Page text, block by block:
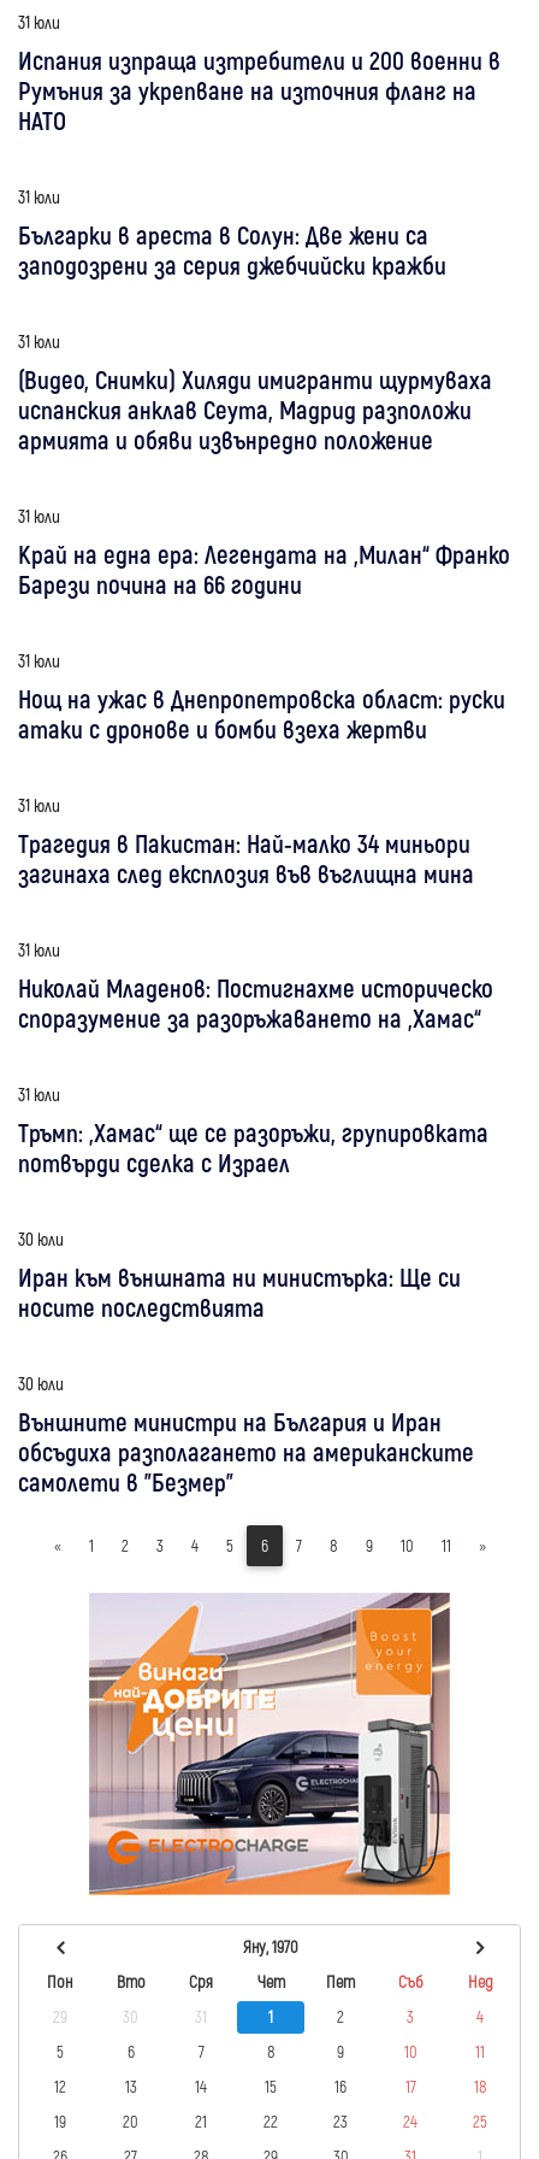
31 юли
Испания изпраща изтребители и 200 военни в
Румъния за укрепване на източния фланг на
НАТО
31 юли
Българки в ареста в Солун: Две жени са
заподозрени за серия джебчийски кражби
31 юли
(Видео, Снимки) Хиляди имигранти щурмуваха
испанския анклав Сеута, Мадрид разположи
армията и обяви извънредно положение
31 юли
Край на една ера: Легендата на „Милан“ Франко
Барези почина на 66 години
31 юли
Нощ на ужас в Днепропетровска област: руски
атаки с дронове и бомби взеха жертви
31 юли
Трагедия в Пакистан: Най-малко 34 миньори
загинаха след експлозия във въглищна мина
31 юли
Николай Младенов: Постигнахме историческо
споразумение за разоръжаването на „Хамас“
31 юли
Тръмп: „Хамас“ ще се разоръжи, групировката
потвърди сделка с Израел
30 юли
Иран към външната ни министърка: Ще си
носите последствията
30 юли
Външните министри на България и Иран
обсъдиха разполагането на американските
самолети в "Безмер"
« 1 2 3 4 5 6 7 8 9 10 11 »
Яну, 1970
Пон
Вто Сря Чет Пет Съб
Нед
29
30 31 1 2 3
4
5
6 7 8 9 10
11
12
13 14 15 16 17
18
19
20 21 22 23 24
25